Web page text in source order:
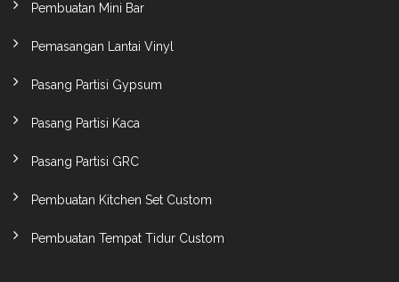
Pembuatan Mini Bar
Pemasangan Lantai Vinyl
Pasang Partisi Gypsum
Pasang Partisi Kaca
Pasang Partisi GRC
Pembuatan Kitchen Set Custom
Pembuatan Tempat Tidur Custom